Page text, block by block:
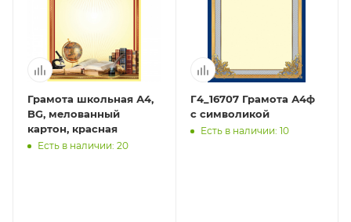
Грамота школьная А4,
BG, мелованный
картон, красная
Есть в наличии: 20
Г4_16707 Грамота А4ф
с символикой
Есть в наличии: 10